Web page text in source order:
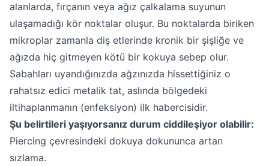
alanlarda, fırçanın veya ağız çalkalama suyunun
ulaşamadığı kör noktalar oluşur. Bu noktalarda biriken
mikroplar zamanla diş etlerinde kronik bir şişliğe ve
ağızda hiç gitmeyen kötü bir kokuya sebep olur.
Sabahları uyandığınızda ağzınızda hissettiğiniz o
rahatsız edici metalik tat, aslında bölgedeki
iltihaplanmanın (enfeksiyon) ilk habercisidir.
Şu belirtileri yaşıyorsanız durum ciddileşiyor olabilir:
Piercing çevresindeki dokuya dokununca artan
sızlama.